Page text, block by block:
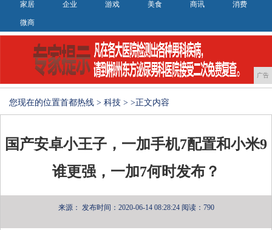
家居 企业 游戏 美食 商讯 消费
微商
广告
您现在的位置首都热线 > 科技 > >正文内容
国产安卓小王子，一加手机7配置和小米9
谁更强，一加7何时发布？
来源： 发布时间：2020-06-14 08:28:24 阅读：790